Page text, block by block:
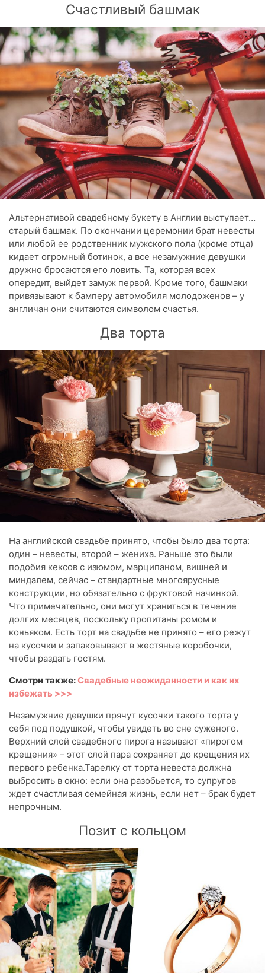
Счастливый башмак
Альтернативой свадебному букету в Англии выступает…
старый башмак. По окончании церемонии брат невесты
или любой ее родственник мужского пола (кроме отца)
кидает огромный ботинок, а все незамужние девушки
дружно бросаются его ловить. Та, которая всех
опередит, выйдет замуж первой. Кроме того, башмаки
привязывают к бамперу автомобиля молодоженов – у
англичан они считаются символом счастья.
Два торта
На английской свадьбе принято, чтобы было два торта:
один – невесты, второй – жениха. Раньше это были
подобия кексов с изюмом, марципаном, вишней и
миндалем, сейчас – стандартные многоярусные
конструкции, но обязательно с фруктовой начинкой.
Что примечательно, они могут храниться в течение
долгих месяцев, поскольку пропитаны ромом и
коньяком. Есть торт на свадьбе не принято – его режут
на кусочки и запаковывают в жестяные коробочки,
чтобы раздать гостям.
Смотри также:Свадебные неожиданности и как их
избежать >>>
Незамужние девушки прячут кусочки такого торта у
себя под подушкой, чтобы увидеть во сне суженого.
Верхний слой свадебного пирога называют «пирогом
крещения» – этот слой пара сохраняет до крещения их
первого ребенка.Тарелку от торта невеста должна
выбросить в окно: если она разобьется, то супругов
ждет счастливая семейная жизнь, если нет – брак будет
непрочным.
Позит с кольцом